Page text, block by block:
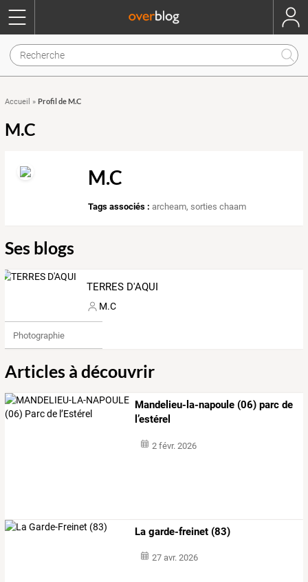
Accueil » Profil de M.C
M.C
M.C
Tags associés : archeam,sorties chaam
Ses blogs
TERRES D'AQUI
M.C
Photographie
Articles à découvrir
Mandelieu-la-napoule (06) parc de
l’estérel
2 févr. 2026
La garde-freinet (83)
27 avr. 2026